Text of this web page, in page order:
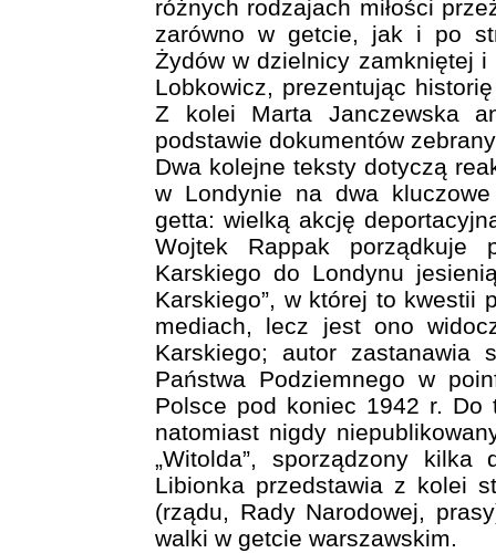
różnych rodzajach miłości
zarówno w getcie, jak i po
Żydów w dzielnicy zamkniętej
Lobkowicz, prezentując
Z kolei Marta Janczewska
podstawie dokumentów
Dwa kolejne teksty dotyczą
w Londynie na dwa
getta: wielką akcję
Wojtek Rappak porządkuje
Karskiego do Londynu
Karskiego”, w której to kwestii
mediach, lecz jest ono
Karskiego; autor zastanawia
Państwa Podziemnego w
Polsce pod koniec 1942 r. Do
natomiast nigdy
„Witolda”, sporządzony
Libionka przedstawia z kolei
(rządu, Rady Narodowej,
walki w getcie warszawskim.